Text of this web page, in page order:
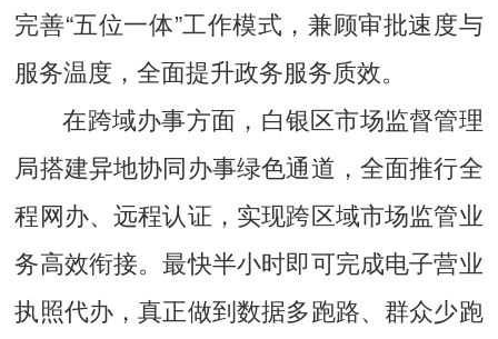
完善“五位一体”工作模式，兼顾审批速度与
服务温度，全面提升政务服务质效。
在跨域办事方面，白银区市场监督管理
局搭建异地协同办事绿色通道，全面推行全
程网办、远程认证，实现跨区域市场监管业
务高效衔接。最快半小时即可完成电子营业
执照代办，真正做到数据多跑路、群众少跑